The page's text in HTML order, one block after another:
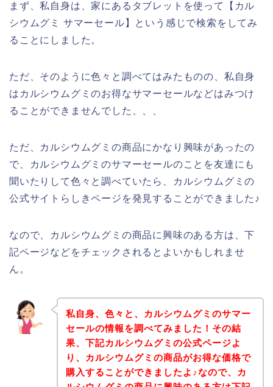
まず、私自身は、家にあるタブレットを使って【カル
シウムグミ サマーセール】という感じで検索をしてみ
ることにしました。
ただ、そのように色々と調べてはみたものの、私自身
はカルシウムグミのお得なサマーセールなどはみつけ
ることができませんでした、、、
ただ、カルシウムグミの商品にかなり興味があったの
で、カルシウムグミのサマーセールのことを友達にも
聞いたりして色々と調べていたら、カルシウムグミの
公式サイトらしきページを発見することができました♪
なので、カルシウムグミの商品に興味のある方は、下
記ページなどをチェックされるとよいかもしれませ
ん。
私自身、色々と、カルシウムグミのサマー
セールの情報を調べてみました！その結
果、下記カルシウムグミの公式ページよ
り、カルシウムグミの商品がお得な価格で
購入することができましたよ♪なので、カ